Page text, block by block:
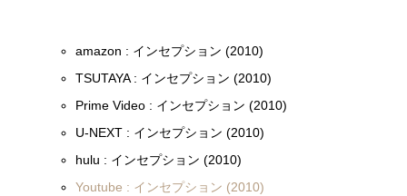
amazon : インセプション (2010)
TSUTAYA : インセプション (2010)
Prime Video : インセプション (2010)
U-NEXT : インセプション (2010)
hulu : インセプション (2010)
Youtube : インセプション (2010)